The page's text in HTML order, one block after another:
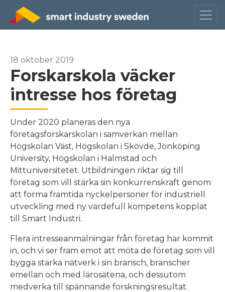
18 oktober 2019
Forskarskola väcker
intresse hos företag
Under 2020 planeras den nya
företagsforskarskolan i samverkan mellan
Högskolan Väst, Högskolan i Skövde, Jönköping
University, Högskolan i Halmstad och
Mittuniversitetet. Utbildningen riktar sig till
företag som vill stärka sin konkurrenskraft genom
att forma framtida nyckelpersoner för industriell
utveckling med ny värdefull kompetens kopplat
till Smart Industri.
Flera intresseanmälningar från företag har kommit
in, och vi ser fram emot att möta de företag som vill
bygga starka nätverk i sin bransch, branscher
emellan och med lärosätena, och dessutom
medverka till spännande forskningsresultat.